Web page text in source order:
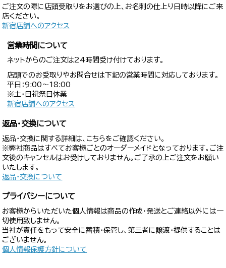
ご注文の際に店頭受取りをお選びの上、お名刺の仕上り日時以降にご来
店ください。
新宿店舗へのアクセス
営業時間について
ネットからのご注文は24時間受け付けております。
店頭でのお受取りやお問合せは下記の営業時間に対応しております。
平日：9:00〜18:00
※土・日祝祭日休業
新宿店舗へのアクセス
返品・交換について
返品・交換に関する詳細は、こちらをご確認ください。
※弊社商品はすべてお客様ごとのオーダーメイドとなっております。ご注
文後のキャンセルはお受けしておりません。ご了承の上ご注文をお願い
いたします。
返品・交換について
プライバシーについて
お客様からいただいた個人情報は商品の作成・発送とご連絡以外には一
切使用致しません。
当社が責任をもって安全に蓄積・保管し、第三者に譲渡・提供することは
ございません。
個人情報保護方針について